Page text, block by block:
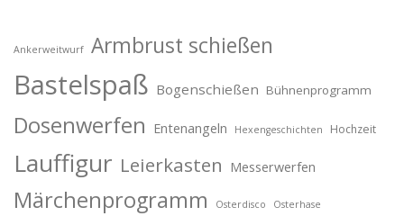
Ankerweitwurf Armbrust schießen
Bastelspaß Bogenschießen Bühnenprogramm
Dosenwerfen Entenangeln Hexengeschichten Hochzeit
Lauffigur Leierkasten Messerwerfen
Märchenprogramm Osterdisco Osterhase